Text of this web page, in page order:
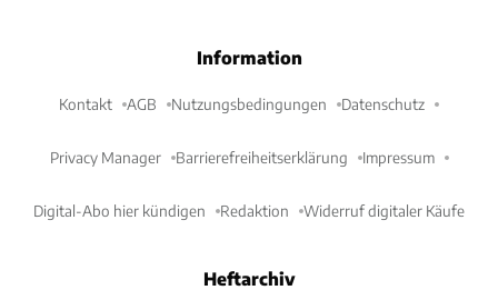
Information
Kontakt AGB Nutzungsbedingungen Datenschutz
Privacy Manager Barrierefreiheitserklärung Impressum
Digital-Abo hier kündigen Redaktion Widerruf digitaler Käufe
Heftarchiv